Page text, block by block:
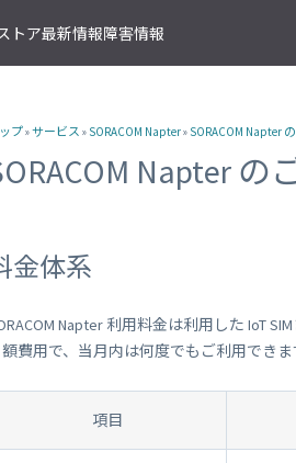
トア最新情報障害情報
トワークゲートウェイ
Direct
接続
Gate
ンドリモートアクセス
Napter
ソ
プ»サービス » SORACOM Napter» SORACOM Napter
Napter の
金体系
Napter 利用料金は利用した IoT
費用で、当月内は何度でもご利用できま
項目